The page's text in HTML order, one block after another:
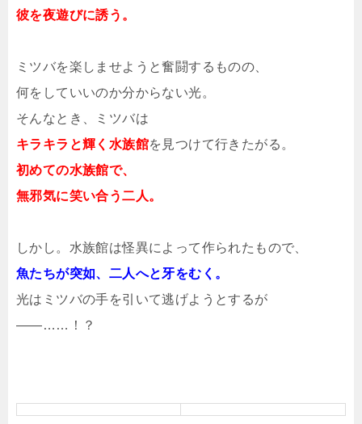
彼を夜遊びに誘う。
ミツバを楽しませようと奮闘するものの、
何をしていいのか分からない光。
そんなとき、ミツバは
キラキラと輝く水族館を見つけて行きたがる。
初めての水族館で、
無邪気に笑い合う二人。
しかし。水族館は怪異によって作られたもので、
魚たちが突如、二人へと牙をむく。
光はミツバの手を引いて逃げようとするが
――……！？